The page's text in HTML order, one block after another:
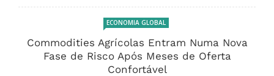
ECONOMIA GLOBAL
Commodities Agrícolas Entram Numa Nova
Fase de Risco Após Meses de Oferta
Confortável